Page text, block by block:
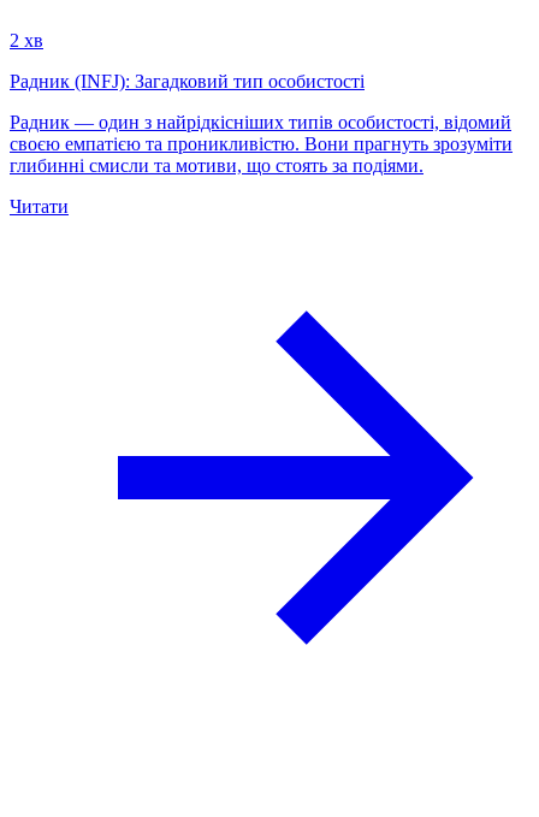
2 хв
Радник (INFJ): Загадковий тип особистості
Радник — один з найрідкісніших типів особистості, відомий
своєю емпатією та проникливістю. Вони прагнуть зрозуміти
глибинні смисли та мотиви, що стоять за подіями.
Читати